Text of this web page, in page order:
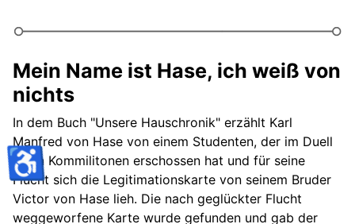
Mein Name ist Hase, ich weiß von
nichts
In dem Buch "Unsere Hauschronik" erzählt Karl
Manfred von Hase von einem Studenten, der im Duell
einen Kommilitonen erschossen hat und für seine
Flucht sich die Legitimationskarte von seinem Bruder
Victor von Hase lieh. Die nach geglückter Flucht
weggeworfene Karte wurde gefunden und gab der